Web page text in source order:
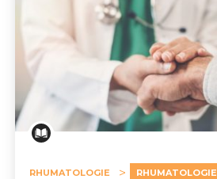
RHUMATOLOGIE RHUMATOLOGIE